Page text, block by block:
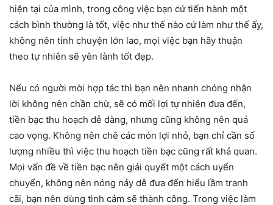
hiện tại của mình, trong công việc bạn cứ tiến hành một
cách bình thường là tốt, việc như thế nào cứ làm như thế ấy,
không nên tính chuyện lớn lao, mọi việc bạn hãy thuận
theo tự nhiên sẽ yên lành tốt đẹp.
Nếu có người mời hợp tác thì bạn nên nhanh chóng nhận
lời không nên chần chừ, sẽ có mối lợi tự nhiên đưa đến,
tiền bạc thu hoạch dễ dàng, nhưng cũng không nên quá
cao vọng. Không nên chê các món lợi nhỏ, bạn chỉ cần số
lượng nhiều thì việc thu hoạch tiền bạc cũng rất khả quan.
Mọi vấn đề về tiền bạc nên giải quyết một cách uyển
chuyển, không nên nóng nảy dễ đưa đến hiểu lầm tranh
cãi, bạn nên dùng tình cảm sẽ thành công. Trong việc làm